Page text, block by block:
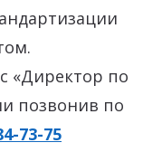
«Директор по
позвонив по
73-75